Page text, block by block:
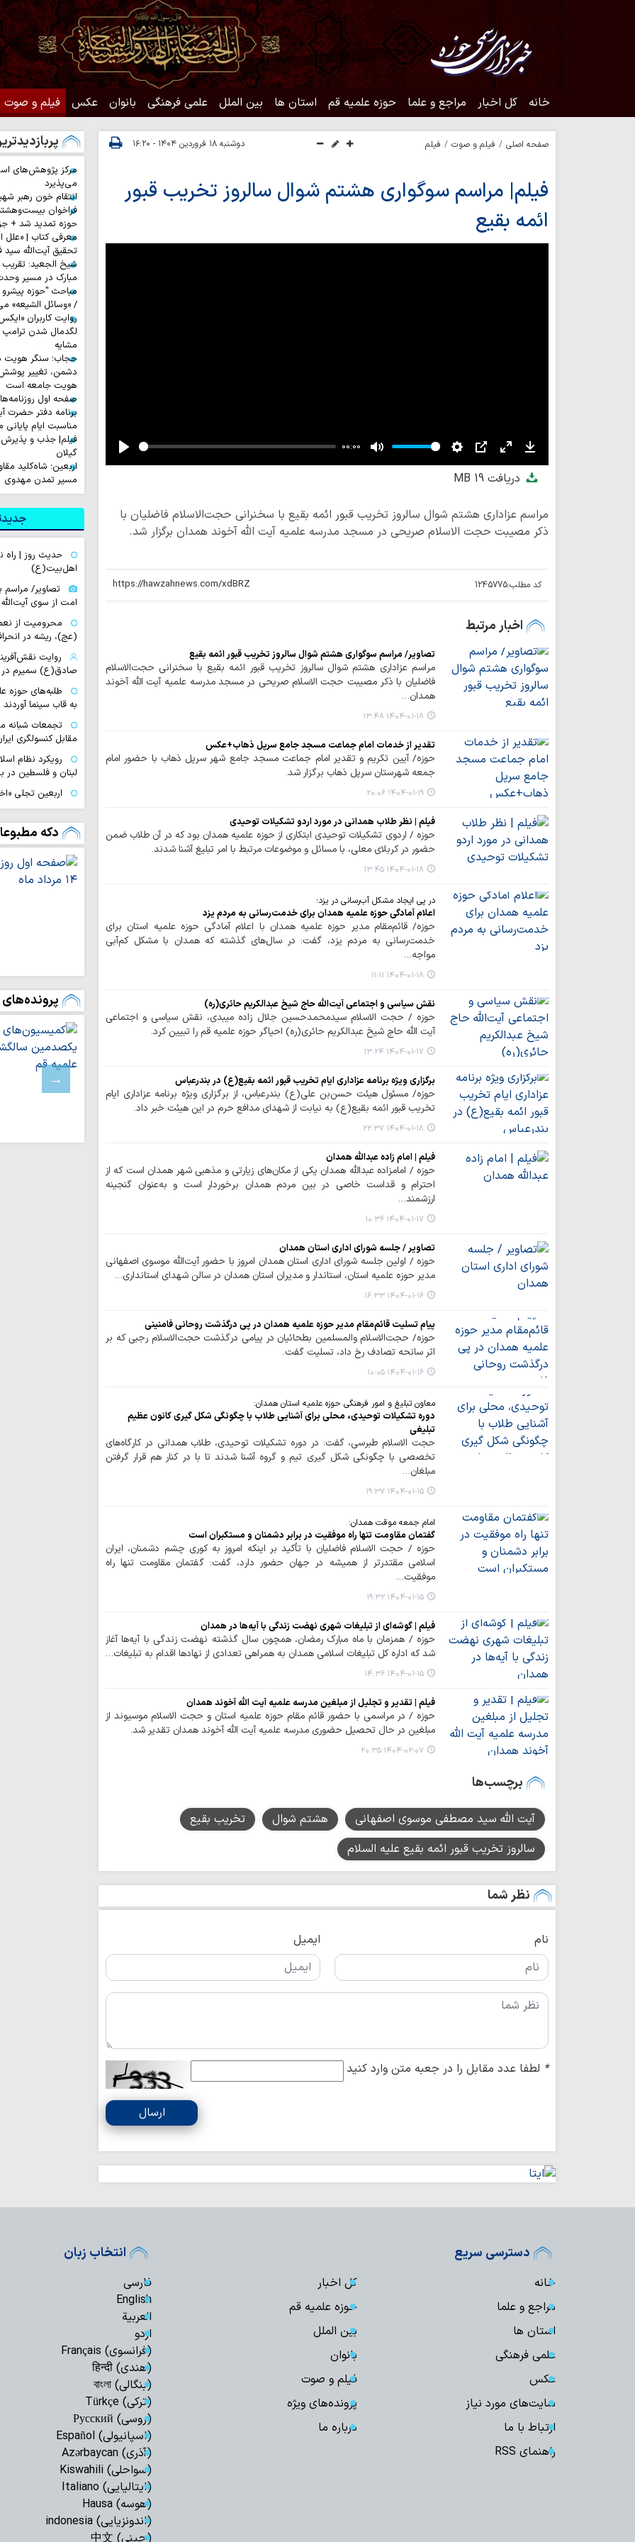
خانه کل اخبار مراجع و علما حوزه علمیه قم استان ها بین الملل علمی فرهنگی بانوان عکس فیلم و صوت
صفحه اصلی فیلم و صوت فیلم دوشنبه ۱۸ فروردین ۱۴۰۴ - ۱۶:۲۰
فیلم| مراسم سوگواری هشتم شوال سالروز تخریب قبور
ائمه بقیع
Play
00:00
Mute Settings
PIP Enter
fullscreen
Download
دریافت19 MB
مراسم عزاداری هشتم شوال سالروز تخریب قبور ائمه بقیع با سخنرانی حجت‌الاسلام فاضلیان با
ذکر مصیبت حجت الاسلام صریحی در مسجد مدرسه علمیه آیت الله آخوند همدان برگزار شد.
کد مطلب:1245775
اخبار مرتبط
تصاویر/ مراسم سوگواری هشتم شوال سالروز تخریب قبور ائمه بقیع
مراسم عزاداری هشتم شوال سالروز تخریب قبور ائمه بقیع با سخنرانی حجت‌الاسلام
فاضلیان با ذکر مصیبت حجت الاسلام صریحی در مسجد مدرسه علمیه آیت الله آخوند
همدان…
۱۴۰۴-۰۱-۱۸ ۱۳:۴۸
تقدیر از خدمات امام جماعت مسجد جامع سرپل ذهاب+عکس
حوزه/ آیین تکریم و تقدیر امام جماعت مسجد جامع شهر سرپل ذهاب با حضور امام
جمعه شهرستان سرپل ذهاب برگزار شد.
۱۴۰۴-۰۱-۱۹ ۲۰:۰۶
فیلم | نظر طلاب همدانی در مورد اردو تشکیلات توحیدی
حوزه / اردوی تشکیلات توحیدی ابتکاری از حوزه علمیه همدان بود که در آن طلاب ضمن
حضور در کربلای معلی، با مسائل و موضوعات مرتبط با امر تبلیغ آشنا شدند.
۱۴۰۴-۰۱-۱۸ ۱۳:۴۵
در پی ایجاد مشکل آب‌رسانی در یزد؛
اعلام آمادگی حوزه علمیه همدان برای خدمت‌رسانی به مردم یزد
حوزه/ قائم‌مقام مدیر حوزه علمیه همدان با اعلام آمادگی حوزه علمیه استان برای
خدمت‌رسانی به مردم یزد، گفت: در سال‌های گذشته که همدان با مشکل کم‌آبی
مواجه…
۱۴۰۴-۰۱-۱۸ ۱۱:۱۱
نقش سیاسی و اجتماعی آیت‌الله حاج شیخ عبدالکریم حائری(ره)
حوزه / حجت الاسلام سیدمحمدحسین جلال زاده میبدی، نقش سیاسی و اجتماعی
آیت الله حاج شیخ عبدالکریم حائری(ره) احیاگر حوزه علمیه قم را تبیین کرد.
۱۴۰۴-۰۱-۱۷ ۱۳:۲۴
برگزاری ویژه برنامه عزاداری ایام تخریب قبور ائمه بقیع(ع) در بندرعباس
حوزه/ مسئول هیئت حسن‌بن علی(ع) بندرعباس، از برگزاری ویژه برنامه عزاداری ایام
تخریب قبور ائمه بقیع(ع) به نیابت از شهدای مدافع حرم در این هیئت خبر داد.
۱۴۰۴-۰۱-۱۸ ۲۲:۳۷
فیلم | امام زاده عبدالله همدان
حوزه / امامزاده عبدالله همدان یکی از مکان‌های زیارتی و مذهبی شهر همدان است که از
احترام و قداست خاصی در بین مردم همدان برخوردار است و به‌عنوان گنجینه
ارزشمند…
۱۴۰۴-۰۱-۱۷ ۱۰:۳۶
تصاویر / جلسه شورای اداری استان همدان
حوزه / اولین جلسه شورای اداری استان همدان امروز با حضور آیت‌الله موسوی اصفهانی
مدیر حوزه علمیه استان، استاندار و مدیران استان همدان در سالن شهدای استانداری…
۱۴۰۴-۰۱-۱۶ ۱۶:۳۳
پیام تسلیت قائم‌مقام مدیر حوزه علمیه همدان در پی درگذشت روحانی فامنینی
حوزه/ حجت‌الاسلام والمسلمین بطحائیان در پیامی درگذشت حجت‌الاسلام رجبی که بر
اثر سانحه تصادف رخ داد، تسلیت گفت.
۱۴۰۴-۰۱-۱۶ ۱۰:۰۵
معاون تبلیغ و امور فرهنگی حوزه علمیه استان همدان:
دوره تشکیلات توحیدی، محلی برای آشنایی طلاب با چگونگی شکل گیری کانون عظیم
تبلیغی
حجت الاسلام طبرسی، گفت: در دوره تشکیلات توحیدی، طلاب همدانی در کارگاه‌های
تخصصی با چگونگی شکل گیری تیم و گروه آشنا شدند تا با در کنار هم قرار گرفتن
مبلغان…
۱۴۰۴-۰۱-۱۵ ۱۹:۳۷
امام جمعه موقت همدان:
گفتمان مقاومت تنها راه موفقیت در برابر دشمنان و مستکبران است
حوزه / حجت الاسلام فاضلیان با تأکید بر اینکه امروز به کوری چشم دشمنان، ایران
اسلامی مقتدرتر از همیشه در جهان حضور دارد، گفت: گفتمان مقاومت تنها راه
موفقیت…
۱۴۰۴-۰۱-۱۵ ۱۹:۳۲
فیلم | گوشه‌ای از تبلیغات شهری نهضت زندگی با آیه‌ها در همدان
حوزه / همزمان با ماه مبارک رمضان، همچون سال گذشته نهضت زندگی با آیه‌ها آغاز
شد که اداره کل تبلیغات اسلامی همدان به همراهی تعدادی از نهادها اقدام به تبلیغات…
۱۴۰۴-۰۱-۱۵ ۱۴:۳۶
فیلم | تقدیر و تجلیل از مبلغین مدرسه علمیه آیت الله آخوند همدان
حوزه / در مراسمی با حضور قائم مقام حوزه علمیه استان و حجت الاسلام موسیوند از
مبلغین در حال تحصیل حضوری مدرسه علمیه آیت الله آخوند همدان تقدیر شد.
۱۴۰۴-۰۲-۰۷ ۲۰:۳۵
برچسب‌ها
آیت الله سید مصطفی موسوی اصفهانی هشتم شوال
تخریب بقیع
سالروز تخریب قبور ائمه بقیع علیه السلام
نظر شما
نام ایمیل
* لطفا عدد مقابل را در جعبه متن وارد کنید
ارسال
مرکز پژوهش‌های
می‌پذیرد
انتقام خون رهبر
فراخوان
حوزه تمدید شد +
معرفی کتاب | «علل
تحقیق آیت‌الله سید
شیخ الجعید: تقریب
مبارک در مسیر
مباحث "حوزه پیشرو
/ «وسائل الشیعه»
لگدمال شدن ترامپ
مشایه
حجاب؛ سنگر هویت
دشمن، تغییر پوشش
هویت جامعه است
صفحه اول روزنامه‌های
برنامه دفتر حضرت
مناسبت ایام پایانی
فیلم| جذب و پذیرش
گیلان
اربعین؛ شاه‌کلید
مسیر تمدن مهدوی
حدیث روز |
اهل‌بیت(ع)
تصاویر/ مراسم
امت از سوی آیت‌الله
محرومیت از
(عج)، ریشه در
روایت
صادق(ع) سمیرم
طلبه‌های حوزه
به قاب سینما آوردند
تجمعات شبانه
مقابل کنسولگری
رویکرد نظام
لبنان و فلسطین در
اربعین تجلی
دگرخواهی امام
بویراحمدی به
تجربه متفاوت
تا کربلا
سقوط انسان باشد
توسعه
متناسب با شتاب
دیدار نمایندگان
شهید سامعی +
نورلایب
و معنوی برای
دکه
پرونده‌های
دسترسی سریع
خانه
کل اخبار
مراجع و علما
حوزه علمیه قم
استان ها
بین الملل
علمی فرهنگی
بانوان
عکس
فیلم و صوت
سایت‌های مورد نیاز
پرونده‌های ویژه
ارتباط با ما
درباره ما
راهنمای RSS
انتخاب زبان
فارسی
English
العربیة
اردو
(فرانسوی) Français
(هندی) हिन्दी
(بنگالی) বাংলা
(ترکی) Türkçe
(روسی) Русский
(اسپانیولی) Español
(آذری) Azərbaycan
(سواحلی) Kiswahili
(ایتالیایی) Italiano
(هوسه) Hausa
(اندونزیایی) indonesia
(چینی) 中文